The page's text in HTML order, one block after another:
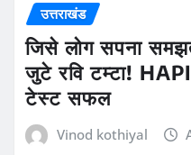
उत्तराखंड
जिसे लोग सपना
जुटे रवि टम्टा!
टेस्ट सफल
Vinod kothiyal